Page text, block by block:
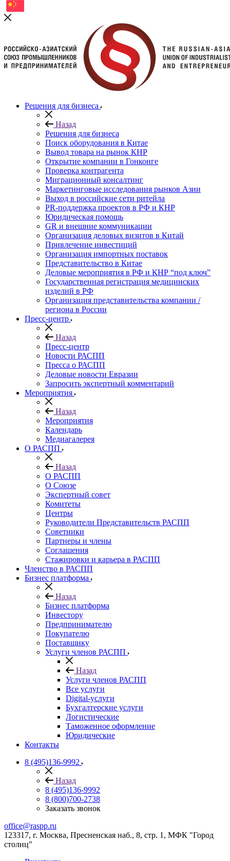
Решения для бизнеса
Назад
Решения для бизнеса
Поиск оборудования в Китае
Вывод товара на рынок КНР
Открытие компании в Гонконге
Проверка контрагента
Миграционный консалтинг
Маркетинговые исследования рынков Азии
Выход в российские сети ритейла
PR-поддержка проектов в РФ и КНР
Юридическая помощь
GR и внешние коммуникации
Организация деловых визитов в Китай
Привлечение инвестиций
Организация импортных поставок
Представительство в Китае
Деловые мероприятия в РФ и КНР “под ключ”
Государственная регистрация медицинских
изделий в РФ
Организация представительства компании /
региона в России
Пресс-центр
Назад
Пресс-центр
Новости РАСПП
Пресса о РАСПП
Деловые новости Евразии
Запросить экспертный комментарий
Мероприятия
Назад
Мероприятия
Календарь
Медиагалерея
О РАСПП
Назад
О РАСПП
О Союзе
Экспертный совет
Комитеты
Центры
Руководители Представительств РАСПП
Советники
Партнеры и члены
Соглашения
Стажировки и карьера в РАСПП
Членство в РАСПП
Бизнес платформа
Назад
Бизнес платформа
Инвестору
Предпринимателю
Покупателю
Поставщику
Услуги членов РАСПП
Назад
Услуги членов РАСПП
Все услуги
Digital-услуги
Бухгалтерские услуги
Логистические
Таможенное оформление
Юридические
Контакты
8 (495)136-9992
Назад
8 (495)136-9992
8 (800)700-2738
Заказать звонок
office@raspp.ru
123317, г. Москва, Пресненская наб., 8, стр. 1, МФК "Город
столиц"